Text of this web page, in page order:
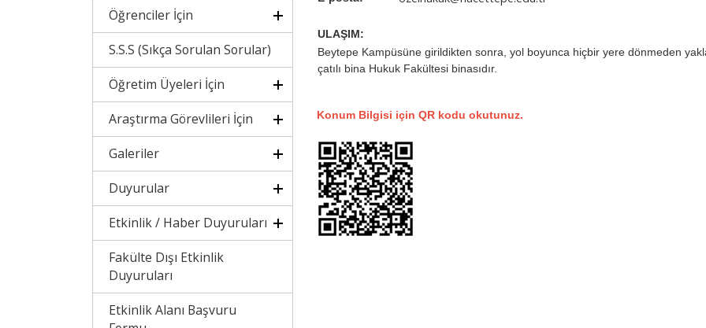
Öğrenciler İçin
S.S.S (Sıkça Sorulan Sorular)
Öğretim Üyeleri İçin
Araştırma Görevlileri İçin
Galeriler
Duyurular
Etkinlik / Haber Duyuruları
Fakülte Dışı Etkinlik
Duyuruları
Etkinlik Alanı Başvuru
ULAŞIM:
Beytepe Kampüsüne girildikten sonra, yol boyunca hiçbir yere dönmeden
çatılı bina Hukuk Fakültesi binasıdır.
Konum Bilgisi için QR kodu okutunuz.